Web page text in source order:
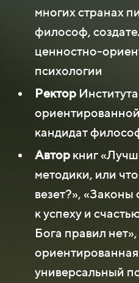
многих странах
философ,
ценностно-
психологии
Ректор
кандидат
Автор книг
методики, или
везет?», «Законы
к успеху и
Бога правил
универсальный